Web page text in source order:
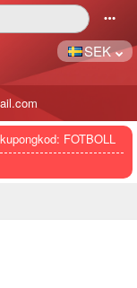
󰄒
SEK
FOTBOLL